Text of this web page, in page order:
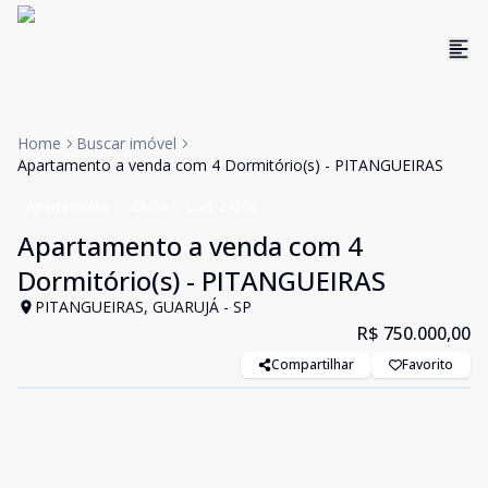
Home
Buscar imóvel
Apartamento a venda com 4 Dormitório(s) - PITANGUEIRAS
Apartamento a venda com 4
Dormitório(s) - PITANGUEIRAS
PITANGUEIRAS, GUARUJÁ - SP
R$ 750.000,00
Compartilhar Favorito